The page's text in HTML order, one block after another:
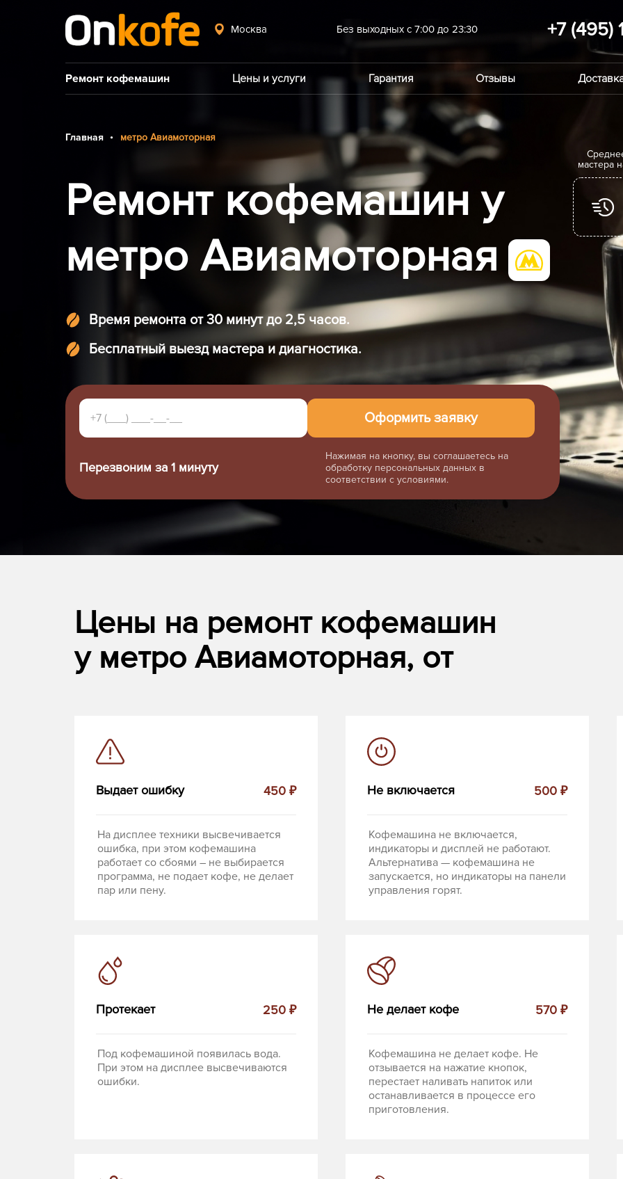
Москва Без выходных с 7:00 до 23:30 +7 (495)
Ремонт кофемашин Цены и услуги Гарантия Отзывы
Главная метро Авиамоторная
Ремонт кофемашин у
метро Авиамоторная
Время ремонта от 30 минут до 2,5 часов.
Бесплатный выезд мастера и диагностика.
Перезвоним за 1 минуту
Нажимая на кнопку, вы соглашаетесь на
обработку персональных данных в
соответствии с условиями.
мастера
Цены на ремонт кофемашин
у метро Авиамоторная, от
Выдает ошибку 450 ₽
На дисплее техники высвечивается
ошибка, при этом кофемашина
работает со сбоями – не выбирается
программа, не подает кофе, не делает
пар или пену.
Не включается 500 ₽
Кофемашина не включается,
индикаторы и дисплей не работают.
Альтернатива — кофемашина не
запускается, но индикаторы на панели
управления горят.
Протекает 250 ₽
Под кофемашиной появилась вода.
При этом на дисплее высвечиваются
ошибки.
Не делает кофе 570 ₽
Кофемашина не делает кофе. Не
отзывается на нажатие кнопок,
перестает наливать напиток или
останавливается в процессе его
приготовления.